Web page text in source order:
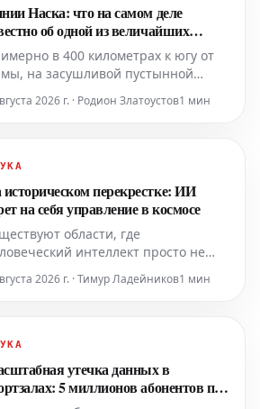
до марсоходов, которые
о
Наска: что на самом деле
об одной из величайших
тайн
в 400 километрах к югу от
на засушливой пустынной
тысячелетий землю покрывают
сотен метров в длину. До
2026 г. · Родион Златоустов1 мин
перекрестке: ИИ
на себя управление в космосе
области, где
интеллект просто не
огромные расстояния.
мест. И именно здесь
свою истинную
он перестает быть
2026 г. · Тимур Ладейников1 мин
утечка данных в
5 миллионов абонентов под
и угроза только начинается